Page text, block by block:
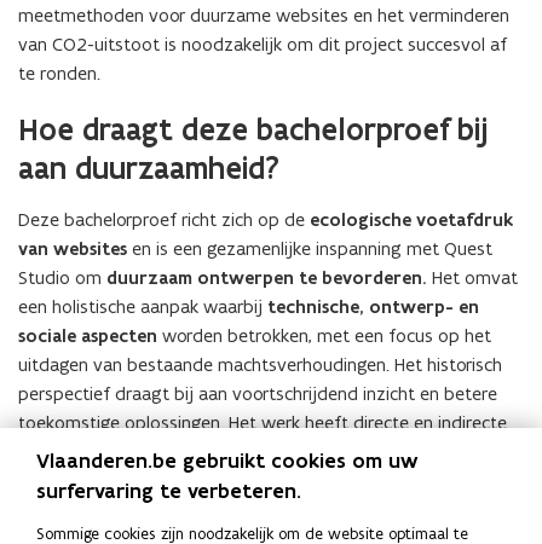
meetmethoden voor duurzame websites en het verminderen
van CO2-uitstoot is noodzakelijk om dit project succesvol af
te ronden.
Hoe draagt deze bachelorproef bij
aan duurzaamheid?
Deze bachelorproef richt zich op de ecologische voetafdruk
van websites en is een gezamenlijke inspanning met Quest
Studio om duurzaam ontwerpen te bevorderen. Het omvat
een holistische aanpak waarbij technische, ontwerp- en
sociale aspecten worden betrokken, met een focus op het
uitdagen van bestaande machtsverhoudingen. Het historisch
perspectief draagt bij aan voortschrijdend inzicht en betere
toekomstige oplossingen. Het werk heeft directe en indirecte
impact op de samenleving door bij te dragen aan concrete
duurzame acties en het potentieel om de industrie te
transformeren.Wat dit onderzoek vernieuwend maakt, is de
brede
Vlaanderen.be gebruikt cookies om uw
surfervaring te verbeteren.
Sommige cookies zijn noodzakelijk om de website optimaal te